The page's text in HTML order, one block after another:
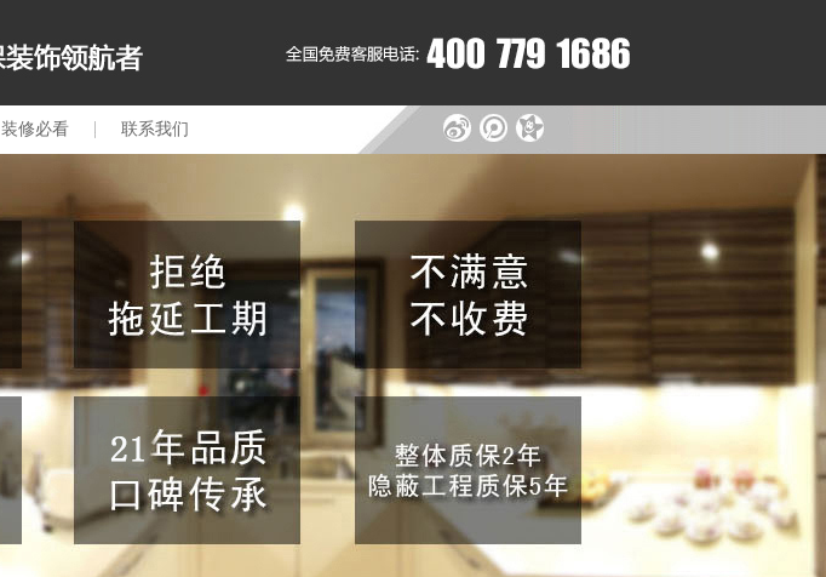
装修必看 联系我们